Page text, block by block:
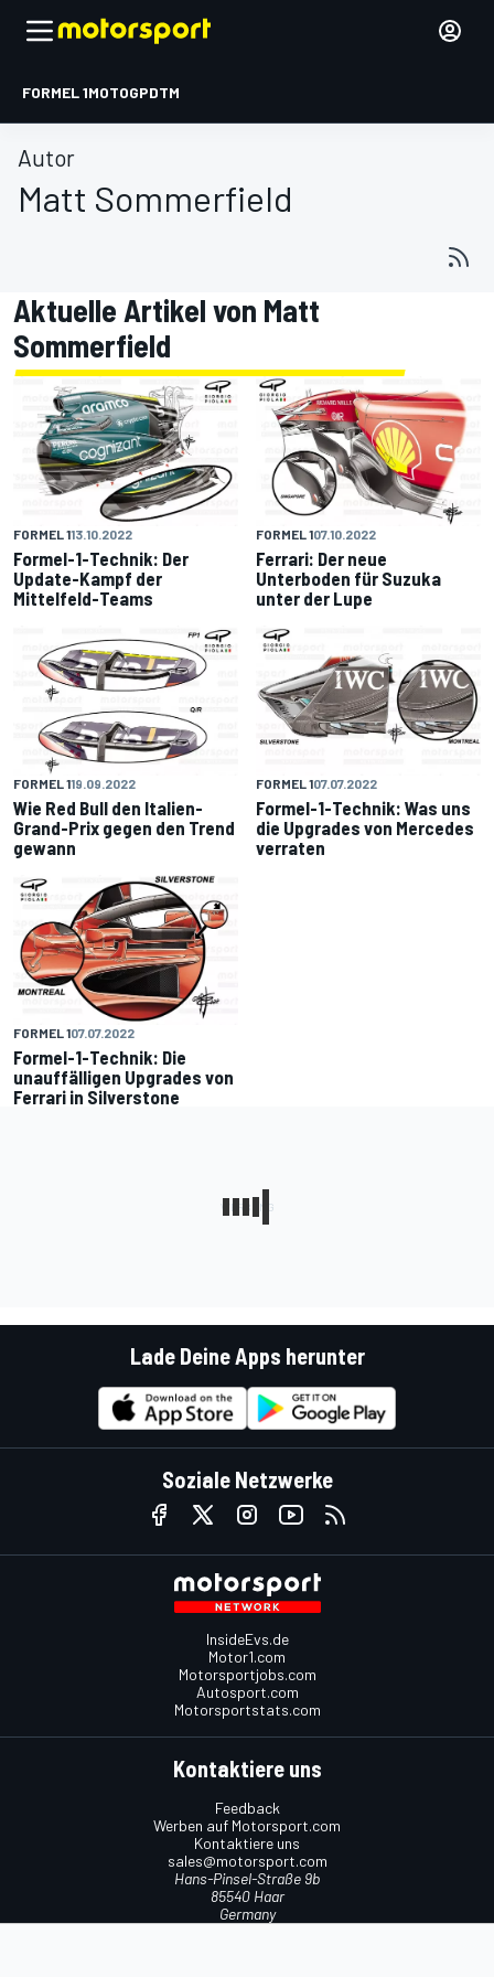
FORMEL 1MOTOGPDTM
Autor
Matt Sommerfield
Aktuelle Artikel von Matt
Sommerfield
FORMEL 113.10.2022
Formel-1-Technik: Der
Update-Kampf der
Mittelfeld-Teams
FORMEL 107.10.2022
Ferrari: Der neue
Unterboden für Suzuka
unter der Lupe
FORMEL 119.09.2022
Wie Red Bull den Italien-
Grand-Prix gegen den Trend
gewann
FORMEL 107.07.2022
Formel-1-Technik: Was uns
die Upgrades von Mercedes
verraten
FORMEL 107.07.2022
Formel-1-Technik: Die
unauffälligen Upgrades von
Ferrari in Silverstone
Lade Deine Apps herunter
Soziale Netzwerke
InsideEvs.de
Motor1.com
Motorsportjobs.com
Autosport.com
Motorsportstats.com
Kontaktiere uns
Feedback
Werben auf Motorsport.com
Kontaktiere uns
sales@motorsport.com
Hans-Pinsel-Straße 9b
85540 Haar
Germany